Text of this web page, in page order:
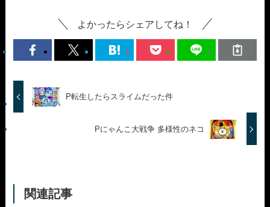
よかったらシェアしてね！
P転生したらスライムだった件
Pにゃんこ大戦争 多様性のネコ
関連記事